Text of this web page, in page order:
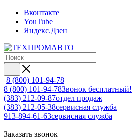
Вконтакте
YouTube
Яндекс.Дзен
8 (800) 101-94-78
8 (800) 101-94-78Звонок бесплатный!
(383) 212-09-87отдел продаж
(383) 212-05-38сервисная служба
913-894-61-63сервисная служба
Заказать звонок